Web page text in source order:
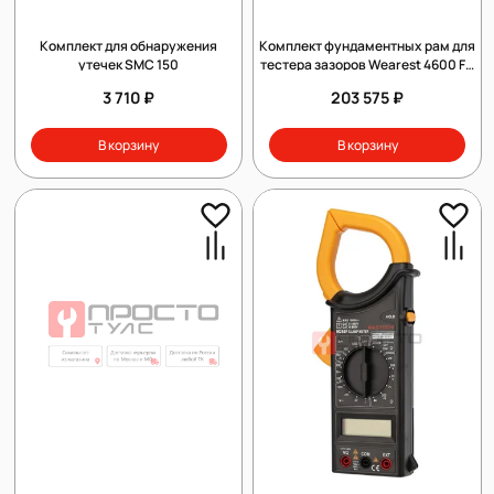
Комплект для обнаружения
утечек SMC 150
3 710 ₽
В корзину
Комплект фундаментных рам для
тестера зазоров Wearest 4600 FA
203 575 ₽
В корзину